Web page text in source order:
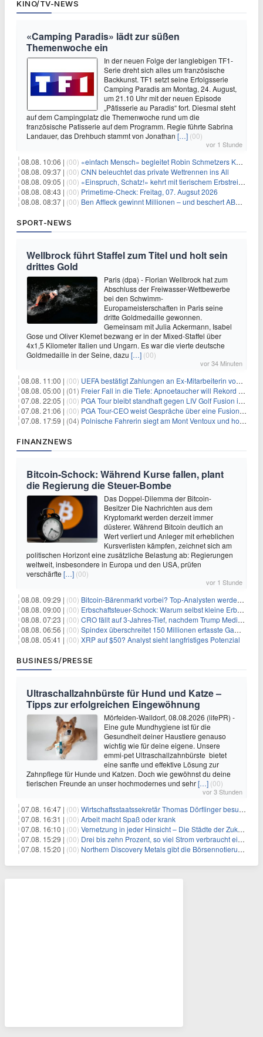
KINO/TV-NEWS
«Camping Paradis» lädt zur süßen
Themenwoche ein
In der neuen Folge der langlebigen TF1-
Serie dreht sich alles um französische
Backkunst. TF1 setzt seine Erfolgsserie
Camping Paradis am Montag, 24. August,
um 21.10 Uhr mit der neuen Episode
„Pâtisserie au Paradis“ fort. Diesmal steht
auf dem Campingplatz die Themenwoche rund um die
französische Patisserie auf dem Programm. Regie führte Sabrina
Landauer, das Drehbuch stammt von Jonathan […] (00)
vor 1 Stunde
08.08. 10:06 | (00) «einfach Mensch» begleitet Robin Schmetzers Kampf gegen eine seltene Krankheit
08.08. 09:37 | (00) CNN beleuchtet das private Wettrennen ins All
08.08. 09:05 | (00) «Einspruch, Schatz!» kehrt mit tierischem Erbstreit zurück
08.08. 08:43 | (00) Primetime-Check: Freitag, 07. Augsut 2026
08.08. 08:37 | (00) Ben Affleck gewinnt Millionen – und beschert ABC Top-Quoten
SPORT-NEWS
Wellbrock führt Staffel zum Titel und holt sein
drittes Gold
Paris (dpa) - Florian Wellbrock hat zum
Abschluss der Freiwasser-Wettbewerbe
bei den Schwimm-
Europameisterschaften in Paris seine
dritte Goldmedaille gewonnen.
Gemeinsam mit Julia Ackermann, Isabel
Gose und Oliver Klemet bezwang er in der Mixed-Staffel über
4x1,5 Kilometer Italien und Ungarn. Es war die vierte deutsche
Goldmedaille in der Seine, dazu […] (00)
vor 34 Minuten
08.08. 11:00 | (00) UEFA bestätigt Zahlungen an Ex-Mitarbeiterin von Infantino
08.08. 05:00 | (01) Freier Fall in die Tiefe: Apnoetaucher will Rekord brechen
07.08. 22:05 | (00) PGA Tour bleibt standhaft gegen LIV Golf Fusion in einem sich wandelnden Sportumfeld
07.08. 21:06 | (00) PGA Tour-CEO weist Gespräche über eine Fusion mit LIV Golf zurück und bekräftigt die Wettbewerbslandschaft
07.08. 17:59 | (04) Polnische Fahrerin siegt am Mont Ventoux und holt Tour-Gelb
FINANZNEWS
Bitcoin-Schock: Während Kurse fallen, plant
die Regierung die Steuer-Bombe
Das Doppel-Dilemma der Bitcoin-
Besitzer Die Nachrichten aus dem
Kryptomarkt werden derzeit immer
düsterer. Während Bitcoin deutlich an
Wert verliert und Anleger mit erheblichen
Kursverlisten kämpfen, zeichnet sich am
politischen Horizont eine zusätzliche Belastung ab: Regierungen
weltweit, insbesondere in Europa und den USA, prüfen
verschärfte […] (00)
vor 1 Stunde
08.08. 09:29 | (00) Bitcoin-Bärenmarkt vorbei? Top-Analysten werden optimistisch, aber die Geschichte sagt etwas anderes
08.08. 09:00 | (00) Erbschaftsteuer-Schock: Warum selbst kleine Erbschaften den Fiskus Millionen kosten
08.08. 07:23 | (00) CRO fällt auf 3-Jahres-Tief, nachdem Trump Media zwei große Crypto.com-Deals storniert
08.08. 06:56 | (00) Spindex überschreitet 150 Millionen erfasste Gaming-Ereignisse in Echtzeit-Datenpipeline
08.08. 05:41 | (00) XRP auf $50? Analyst sieht langfristiges Potenzial
BUSINESS/PRESSE
Ultraschallzahnbürste für Hund und Katze –
Tipps zur erfolgreichen Eingewöhnung
Mörfelden-Walldorf, 08.08.2026 (lifePR) -
Eine gute Mundhygiene ist für die
Gesundheit deiner Haustiere genauso
wichtig wie für deine eigene. Unsere
emmi-pet Ultraschallzahnbürste bietet
eine sanfte und effektive Lösung zur
Zahnpflege für Hunde und Katzen. Doch wie gewöhnst du deine
tierischen Freunde an unser hochmodernes und sehr[…] (00)
vor 3 Stunden
07.08. 16:47 | (00) Wirtschaftsstaatssekretär Thomas Dörflinger besucht Handwerksbetrieb im Kammerbezirk Freiburg
07.08. 16:31 | (00) Arbeit macht Spaß oder krank
07.08. 16:10 | (00) Vernetzung in jeder Hinsicht – Die Städte der Zukunft sind grün-blau
07.08. 15:29 | (00) Drei bis zehn Prozent, so viel Strom verbraucht ein Aufzug im Gebäude
07.08. 15:20 | (00) Northern Discovery Metals gibt die Börsennotierung an der Frankfurter Wertpapierbörse bekannt